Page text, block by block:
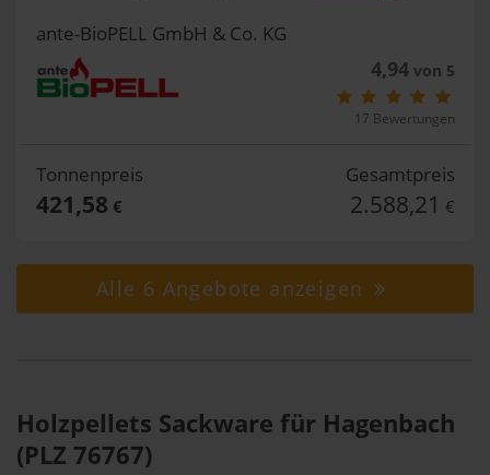
ante-BioPELL GmbH & Co. KG
4,94von 5
17 Bewertungen
Tonnenpreis
421,58 €
Gesamtpreis
2.588,21 €
Alle 6 Angebote anzeigen
Holzpellets Sackware für Hagenbach
(PLZ 76767)